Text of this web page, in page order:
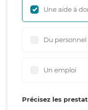
Une aide à
Du
Un emploi
Précisez les